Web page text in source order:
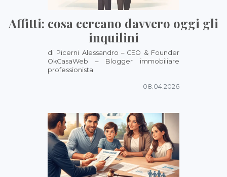
Affitti: cosa cercano davvero oggi gli
inquilini
di Picerni Alessandro – CEO & Founder
OkCasaWeb – Blogger immobiliare
professionista
08.04.2026